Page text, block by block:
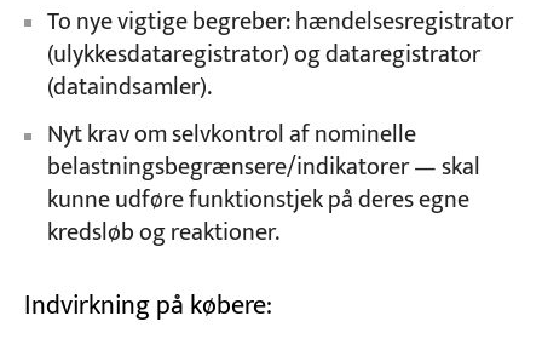
To nye vigtige begreber: hændelsesregistrator
(ulykkesdataregistrator) og dataregistrator
(dataindsamler).
Nyt krav om selvkontrol af nominelle
belastningsbegrænsere/indikatorer — skal
kunne udføre funktionstjek på deres egne
kredsløb og reaktioner.
Indvirkning på købere: